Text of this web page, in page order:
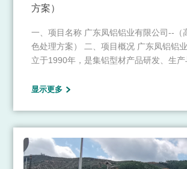
方案）
一、项目名称 广东凤铝铝业有限公司--（
色处理方案） 二、项目概况 广东凤铝铝
立于1990年，是集铝型材产品研发、生
主要研发与生产建筑铝型材、工业铝材、
品，曾荣获“中国航天专用铝材”、国家“
示范企业”、“国家级企业技术中心”、“国
室”、“国家高新技术企业”、“有色金属产
奖”等荣誉。
显示更多